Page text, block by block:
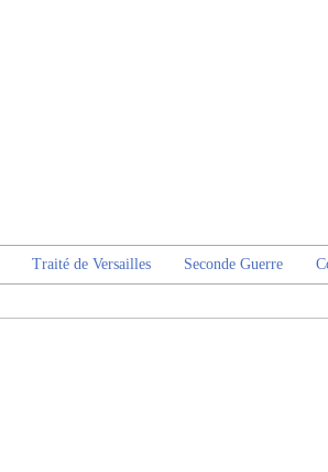
Traité de Versailles Seconde Guerre